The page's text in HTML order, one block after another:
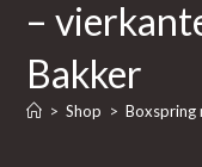
–
Bakker
> Shop > Boxspring